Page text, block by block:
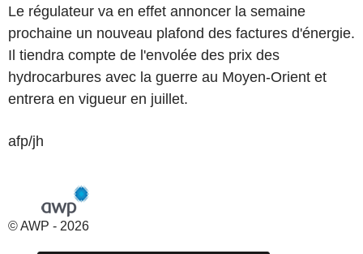
Le régulateur va en effet annoncer la semaine
prochaine un nouveau plafond des factures d'énergie.
Il tiendra compte de l'envolée des prix des
hydrocarbures avec la guerre au Moyen-Orient et
entrera en vigueur en juillet.
afp/jh
© AWP - 2026